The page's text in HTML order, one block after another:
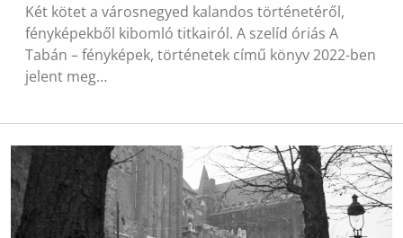
Két kötet a városnegyed kalandos történetéről,
fényképekből kibomló titkairól. A szelíd óriás A
Tabán – fényképek, történetek című könyv 2022-ben
jelent meg…